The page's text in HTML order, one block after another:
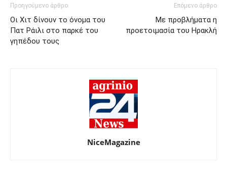
Προηγούμενο άρθρο
Οι Χιτ δίνουν το όνομα του
Πατ Ράιλι στο παρκέ του
γηπέδου τους
Επόμενο άρθρο
Με προβλήματα η
προετοιμασία του Ηρακλή
NiceMagazine